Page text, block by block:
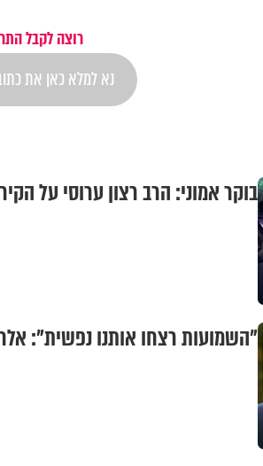
רוצה לקבל
בוקר אמוני: הרב רצון ערוסי על
"השמועות רצחו אותנו נפשית":